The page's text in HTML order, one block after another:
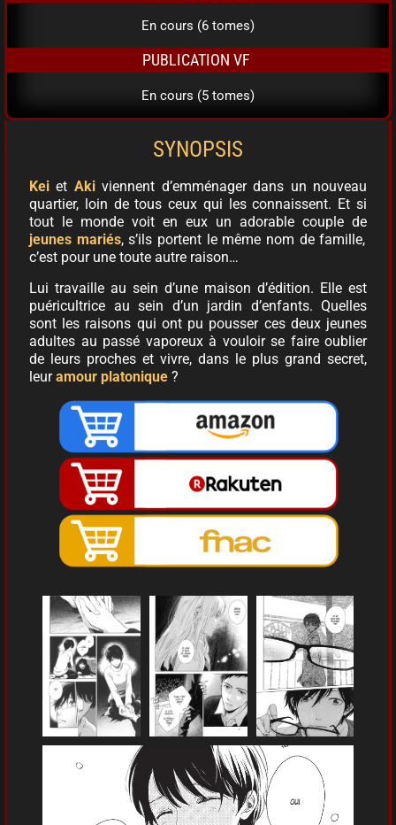
En cours (6 tomes)
PUBLICATION VF
En cours (5 tomes)
SYNOPSIS
Kei et Aki viennent d’emménager dans un nouveau
quartier, loin de tous ceux qui les connaissent. Et si
tout le monde voit en eux un adorable couple de
jeunes mariés, s’ils portent le même nom de famille,
c’est pour une toute autre raison…
Lui travaille au sein d’une maison d’édition. Elle est
puéricultrice au sein d’un jardin d’enfants. Quelles
sont les raisons qui ont pu pousser ces deux jeunes
adultes au passé vaporeux à vouloir se faire oublier
de leurs proches et vivre, dans le plus grand secret,
leuramour platonique ?